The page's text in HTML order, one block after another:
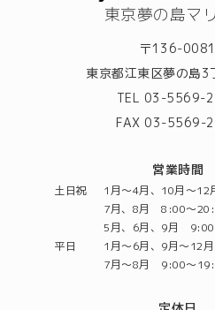
東京夢の島マ
〒136-0081
東京都江東区夢の島3
TEL 03-5569-
FAX 03-5569-
営業時間
土日祝
1月～4月、10月～
7月、8月 8:00～
5月、6月、9月
平日
1月～6月、9月～12
7月～8月 9:00～